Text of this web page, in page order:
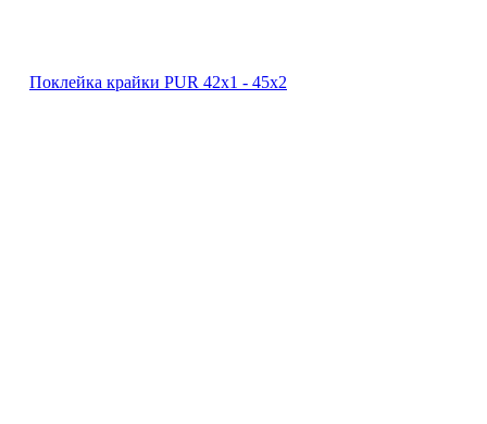
Поклейка крайки PUR 42х1 ‐ 45х2